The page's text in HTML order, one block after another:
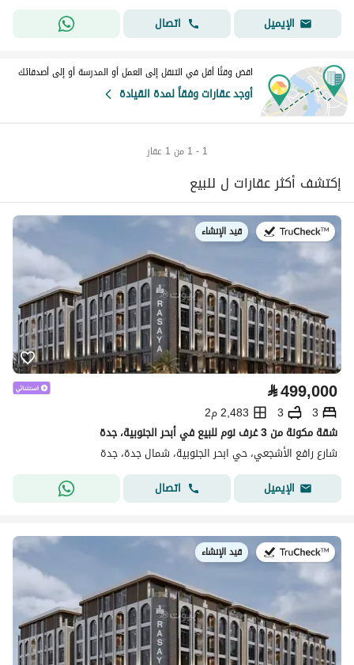
الإيميل
اتصال
اقض وقتًا أقل في التنقل إلى العمل أو المدرسة أو إلى أصدقائك
أوجد عقارات وفقاً لمدة القيادة
1 - 1 من 1 عقار
إكتشف أكثر عقارات ل للبيع
في:قيد الإنشاء
⃁499,000
3
3
2,483 م2
شقة مكونة من 3 غرف نوم للبيع في أبحر الجنوبية، جدة
شارع رافع الأشجعي، حي ابحر الجنوبية، شمال جدة، جدة
الإيميل
اتصال
في:قيد الإنشاء